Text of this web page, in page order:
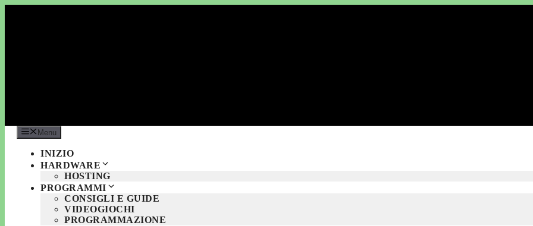
Menu
INIZIO
HARDWARE
HOSTING
PROGRAMMI
CONSIGLI E GUIDE
VIDEOGIOCHI
PROGRAMMAZIONE